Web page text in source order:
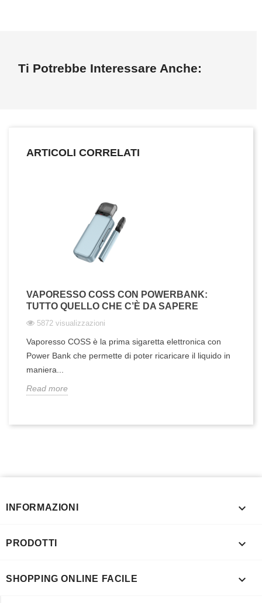
Ti Potrebbe Interessare Anche:
ARTICOLI CORRELATI
VAPORESSO COSS CON POWERBANK:
TUTTO QUELLO CHE C’È DA SAPERE
5872 visualizzazioni
Vaporesso COSS è la prima sigaretta elettronica con
Power Bank che permette di poter ricaricare il liquido in
maniera...
Read more
INFORMAZIONI 
PRODOTTI 
SHOPPING ONLINE FACILE 